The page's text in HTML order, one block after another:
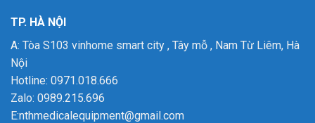
TP. HÀ NỘI
A: Tòa S103 vinhome smart city , Tây mỗ , Nam Từ Liêm, Hà
Nội
Hotline: 0971.018.666
Zalo: 0989.215.696
E:nthmedicalequipment@gmail.com